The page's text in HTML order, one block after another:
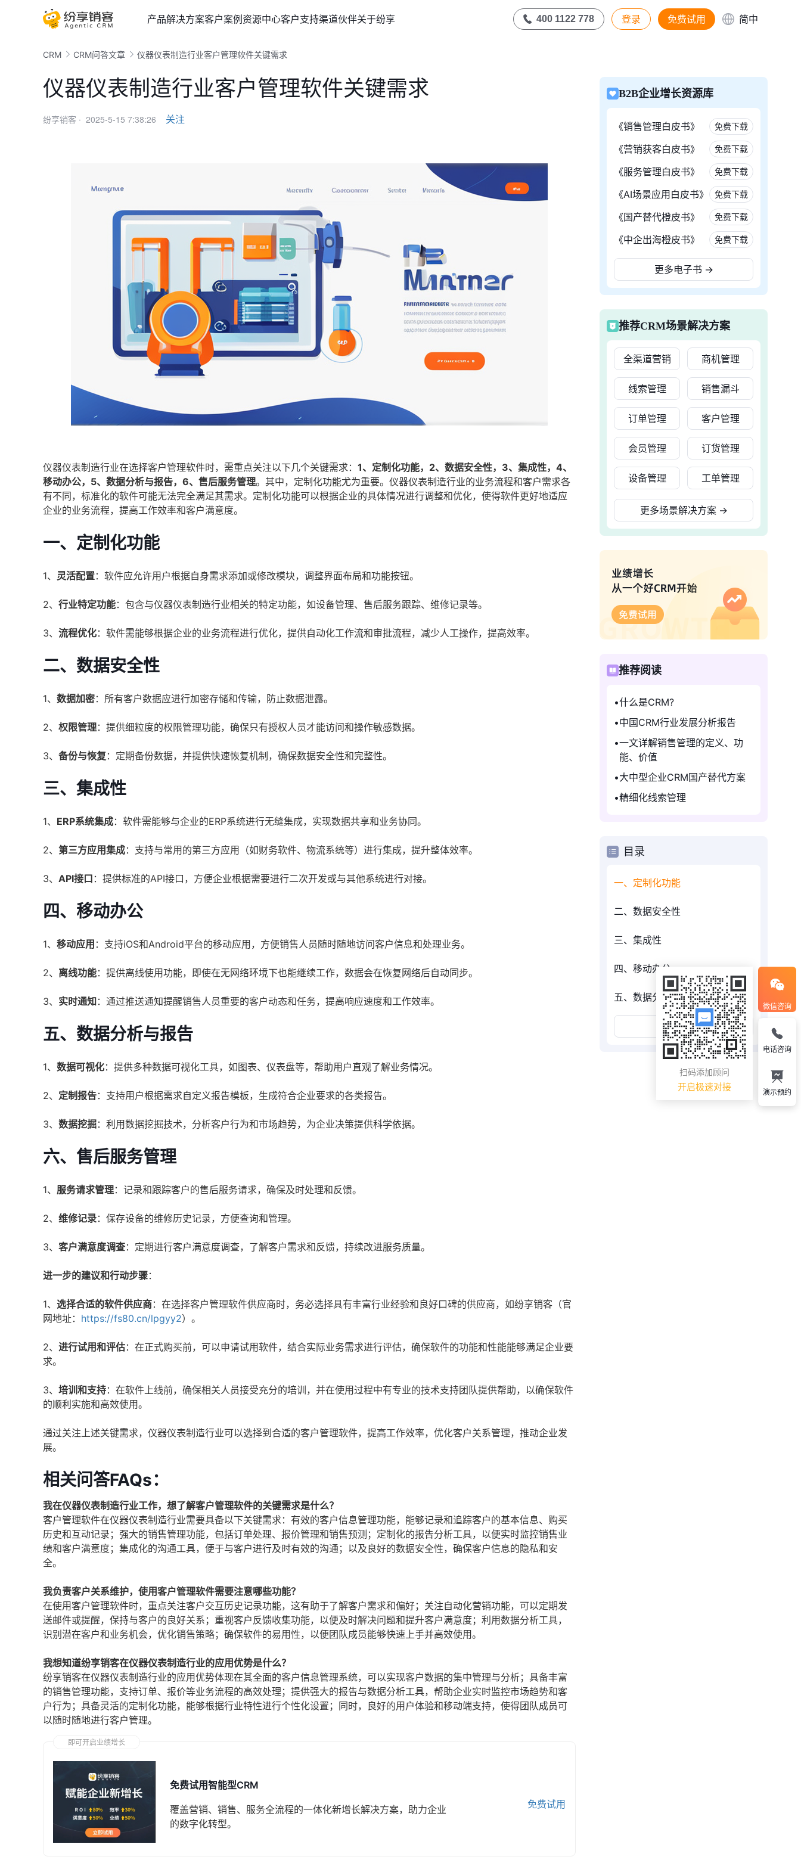
产品解决方案客户案例资源中心客户支持渠道伙伴关于纷享 400 1122 778 登录 免费试用 简中
CRM CRM问答文章 仪器仪表制造行业客户管理软件关键需求
仪器仪表制造行业客户管理软件关键需求
纷享销客 · 2025-5-15 7:38:26 关注
仪器仪表制造行业在选择客户管理软件时，需重点关注以下几个关键需求： 1、定制化功能，2、数据安全性，3、集成性，4、
移动办公，5、数据分析与报告，6、售后服务管理。其中，定制化功能尤为重要。仪器仪表制造行业的业务流程和客户需求各
有不同，标准化的软件可能无法完全满足其需求。定制化功能可以根据企业的具体情况进行调整和优化，使得软件更好地适应
企业的业务流程，提高工作效率和客户满意度。
一、定制化功能
1、 灵活配置：软件应允许用户根据自身需求添加或修改模块，调整界面布局和功能按钮。
2、 行业特定功能：包含与仪器仪表制造行业相关的特定功能，如设备管理、售后服务跟踪、维修记录等。
3、 流程优化：软件需能够根据企业的业务流程进行优化，提供自动化工作流和审批流程，减少人工操作，提高效率。
二、数据安全性
1、 数据加密：所有客户数据应进行加密存储和传输，防止数据泄露。
2、 权限管理：提供细粒度的权限管理功能，确保只有授权人员才能访问和操作敏感数据。
3、 备份与恢复 ：定期备份数据，并提供快速恢复机制，确保数据安全性和完整性。
三、集成性
1、 ERP系统集成：软件需能够与企业的ERP系统进行无缝集成，实现数据共享和业务协同。
2、 第三方应用集成：支持与常用的第三方应用（如财务软件、物流系统等）进行集成，提升整体效率。
3、 API接口 ：提供标准的API接口，方便企业根据需要进行二次开发或与其他系统进行对接。
四、移动办公
1、 移动应用 ：支持iOS和Android平台的移动应用，方便销售人员随时随地访问客户信息和处理业务。
2、 离线功能：提供离线使用功能，即使在无网络环境下也能继续工作，数据会在恢复网络后自动同步。
3、 实时通知 ：通过推送通知提醒销售人员重要的客户动态和任务，提高响应速度和工作效率。
五、数据分析与报告
1、 数据可视化：提供多种数据可视化工具，如图表、仪表盘等，帮助用户直观了解业务情况。
2、 定制报告：支持用户根据需求自定义报告模板，生成符合企业要求的各类报告。
3、 数据挖掘：利用数据挖掘技术，分析客户行为和市场趋势，为企业决策提供科学依据。
六、售后服务管理
1、 服务请求管理：记录和跟踪客户的售后服务请求，确保及时处理和反馈。
2、 维修记录：保存设备的维修历史记录，方便查询和管理。
3、 客户满意度调查：定期进行客户满意度调查，了解客户需求和反馈，持续改进服务质量。
进一步的建议和行动步骤：
1、 选择合适的软件供应商：在选择客户管理软件供应商时，务必选择具有丰富行业经验和良好口碑的供应商，如纷享销客（官
网地址： https://fs80.cn/lpgyy2）。
2、 进行试用和评估：在正式购买前，可以申请试用软件，结合实际业务需求进行评估，确保软件的功能和性能能够满足企业要
求。
3、 培训和支持：在软件上线前，确保相关人员接受充分的培训，并在使用过程中有专业的技术支持团队提供帮助，以确保软件
的顺利实施和高效使用。
通过关注上述关键需求，仪器仪表制造行业可以选择到合适的客户管理软件，提高工作效率，优化客户关系管理，推动企业发
展。
相关问答FAQs：
我在仪器仪表制造行业工作，想了解客户管理软件的关键需求是什么？
客户管理软件在仪器仪表制造行业需要具备以下关键需求：有效的客户信息管理功能，能够记录和追踪客户的基本信息、购买
历史和互动记录；强大的销售管理功能，包括订单处理、报价管理和销售预测；定制化的报告分析工具，以便实时监控销售业
绩和客户满意度；集成化的沟通工具，便于与客户进行及时有效的沟通；以及良好的数据安全性，确保客户信息的隐私和安
全。
我负责客户关系维护，使用客户管理软件需要注意哪些功能？
在使用客户管理软件时，重点关注客户交互历史记录功能，这有助于了解客户需求和偏好；关注自动化营销功能，可以定期发
送邮件或提醒，保持与客户的良好关系；重视客户反馈收集功能，以便及时解决问题和提升客户满意度；利用数据分析工具，
识别潜在客户和业务机会，优化销售策略；确保软件的易用性，以便团队成员能够快速上手并高效使用。
我想知道纷享销客在仪器仪表制造行业的应用优势是什么？
纷享销客在仪器仪表制造行业的应用优势体现在其全面的客户信息管理系统，可以实现客户数据的集中管理与分析；具备丰富
的销售管理功能，支持订单、报价等业务流程的高效处理；提供强大的报告与数据分析工具，帮助企业实时监控市场趋势和客
户行为；具备灵活的定制化功能，能够根据行业特性进行个性化设置；同时，良好的用户体验和移动端支持，使得团队成员可
以随时随地进行客户管理。
即可开启业绩增长
免费试用智能型CRM
覆盖营销、销售、服务全流程的一体化新增长解决方案，助力企业
的数字化转型。
免费试用
B2B企业增长资源库
《销售管理白皮书》 免费下载
《营销获客白皮书》 免费下载
《服务管理白皮书》 免费下载
《AI场景应用白皮书》 免费下载
《国产替代橙皮书》 免费下载
《中企出海橙皮书》 免费下载
更多电子书 →
推荐CRM场景解决方案
全渠道营销 商机管理
线索管理 销售漏斗
订单管理 客户管理
会员管理 订货管理
设备管理 工单管理
更多场景解决方案 →
推荐阅读
什么是CRM?
中国CRM行业发展分析报告
一文详解销售管理的定义、功
能、价值
大中型企业CRM国产替代方案
精细化线索管理
目录
一、定制化功能
二、数据安全性
三、集成性
四、移动办公
五、数据分析与报告
展开更多
微信咨询
扫码添加顾问
开启极速对接
电话咨询
演示预约